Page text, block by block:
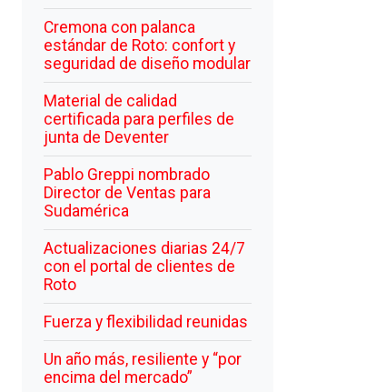
Cremona con palanca
estándar de Roto: confort y
seguridad de diseño modular
Material de calidad
certificada para perfiles de
junta de Deventer
Pablo Greppi nombrado
Director de Ventas para
Sudamérica
Actualizaciones diarias 24/7
con el portal de clientes de
Roto
Fuerza y flexibilidad reunidas
Un año más, resiliente y “por
encima del mercado”